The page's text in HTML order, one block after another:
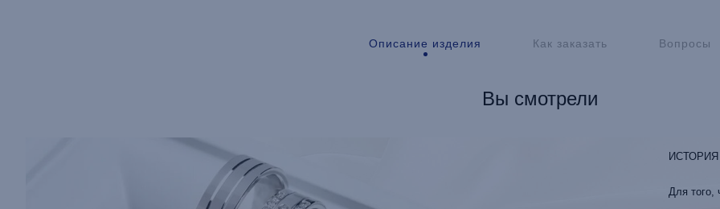
Описание изделия Как заказать Вопросы
Вы смотрели
Для того,